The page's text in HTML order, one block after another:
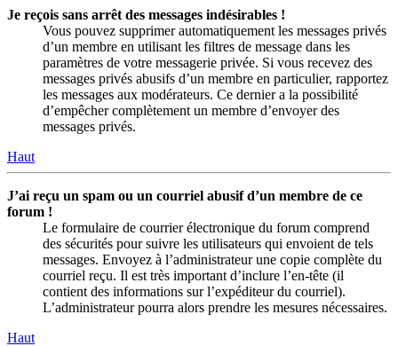
Je reçois sans arrêt des messages indésirables !
Vous pouvez supprimer automatiquement les messages privés
d’un membre en utilisant les filtres de message dans les
paramètres de votre messagerie privée. Si vous recevez des
messages privés abusifs d’un membre en particulier, rapportez
les messages aux modérateurs. Ce dernier a la possibilité
d’empêcher complètement un membre d’envoyer des
messages privés.
Haut
J’ai reçu un spam ou un courriel abusif d’un membre de ce
forum !
Le formulaire de courrier électronique du forum comprend
des sécurités pour suivre les utilisateurs qui envoient de tels
messages. Envoyez à l’administrateur une copie complète du
courriel reçu. Il est très important d’inclure l’en-tête (il
contient des informations sur l’expéditeur du courriel).
L’administrateur pourra alors prendre les mesures nécessaires.
Haut